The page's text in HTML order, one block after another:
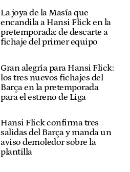
La joya de la Masía que
encandila a Hansi Flick en la
pretemporada: de descarte a
fichaje del primer equipo
Gran alegría para Hansi Flick:
los tres nuevos fichajes del
Barça en la pretemporada
para el estreno de Liga
Hansi Flick confirma tres
salidas del Barça y manda un
aviso demoledor sobre la
plantilla